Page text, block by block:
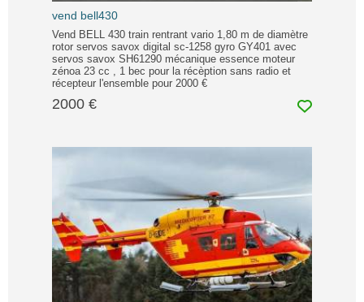
vend bell430
Vend BELL 430 train rentrant vario 1,80 m de diamètre
rotor servos savox digital sc-1258 gyro GY401 avec
servos savox SH61290 mécanique essence moteur
zénoa 23 cc , 1 bec pour la récèption sans radio et
récepteur l'ensemble pour 2000 €
2000 €